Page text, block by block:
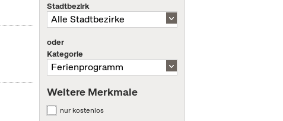
Stadtbezirk
oder
Kategorie
Weitere Merkmale
nur kostenlos